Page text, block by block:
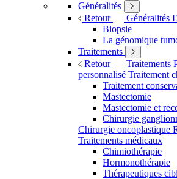
Généralités
Retour
Généralités
Biopsie
La génomique
Traitements
Retour
Traitements
personnalisé Traitement
Traitement
Mastectomie
Mastectomie et
Chirurgie
Chirurgie oncoplastique
Traitements médicaux
Chimiothérapie
Hormonothérapie
Thérapeutiques